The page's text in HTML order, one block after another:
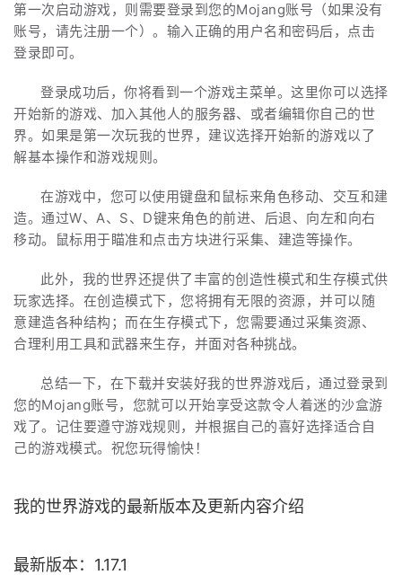
第一次启动游戏，则需要登录到您的Mojang账号（如果没有
账号，请先注册一个）。输入正确的用户名和密码后，点击
登录即可。
登录成功后，你将看到一个游戏主菜单。这里你可以选择
开始新的游戏、加入其他人的服务器、或者编辑你自己的世
界。如果是第一次玩我的世界，建议选择开始新的游戏以了
解基本操作和游戏规则。
在游戏中，您可以使用键盘和鼠标来角色移动、交互和建
造。通过W、A、S、D键来角色的前进、后退、向左和向右
移动。鼠标用于瞄准和点击方块进行采集、建造等操作。
此外，我的世界还提供了丰富的创造性模式和生存模式供
玩家选择。在创造模式下，您将拥有无限的资源，并可以随
意建造各种结构；而在生存模式下，您需要通过采集资源、
合理利用工具和武器来生存，并面对各种挑战。
总结一下，在下载并安装好我的世界游戏后，通过登录到
您的Mojang账号，您就可以开始享受这款令人着迷的沙盒游
戏了。记住要遵守游戏规则，并根据自己的喜好选择适合自
己的游戏模式。祝您玩得愉快！
我的世界游戏的最新版本及更新内容介绍
最新版本：1.17.1